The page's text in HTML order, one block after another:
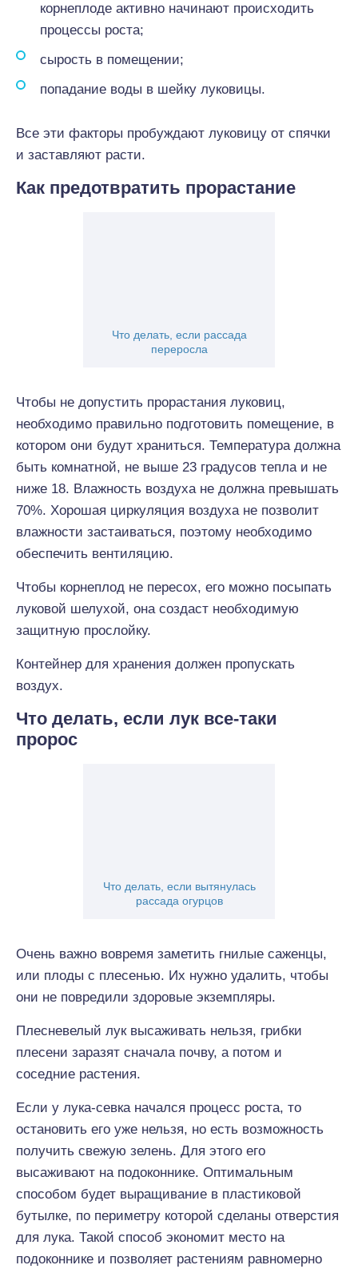
корнеплоде активно начинают происходить
процессы роста;
сырость в помещении;
попадание воды в шейку луковицы.
Все эти факторы пробуждают луковицу от спячки
и заставляют расти.
Как предотвратить прорастание
Что делать, если рассада
переросла
Чтобы не допустить прорастания луковиц,
необходимо правильно подготовить помещение, в
котором они будут храниться. Температура должна
быть комнатной, не выше 23 градусов тепла и не
ниже 18. Влажность воздуха не должна превышать
70%. Хорошая циркуляция воздуха не позволит
влажности застаиваться, поэтому необходимо
обеспечить вентиляцию.
Чтобы корнеплод не пересох, его можно посыпать
луковой шелухой, она создаст необходимую
защитную прослойку.
Контейнер для хранения должен пропускать
воздух.
Что делать, если лук все-таки
пророс
Что делать, если вытянулась
рассада огурцов
Очень важно вовремя заметить гнилые саженцы,
или плоды с плесенью. Их нужно удалить, чтобы
они не повредили здоровые экземпляры.
Плесневелый лук высаживать нельзя, грибки
плесени заразят сначала почву, а потом и
соседние растения.
Если у лука-севка начался процесс роста, то
остановить его уже нельзя, но есть возможность
получить свежую зелень. Для этого его
высаживают на подоконнике. Оптимальным
способом будет выращивание в пластиковой
бутылке, по периметру которой сделаны отверстия
для лука. Такой способ экономит место на
подоконнике и позволяет растениям равномерно